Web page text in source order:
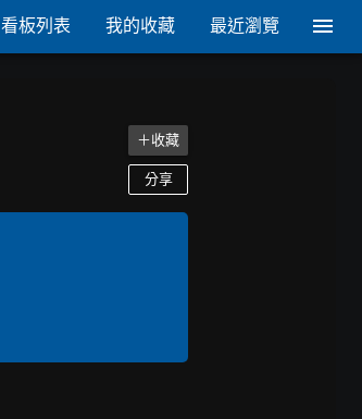
看板列表 我的收藏 最近瀏覽
＋收藏
分享